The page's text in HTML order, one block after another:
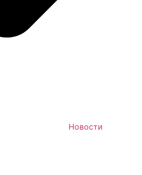
Новости